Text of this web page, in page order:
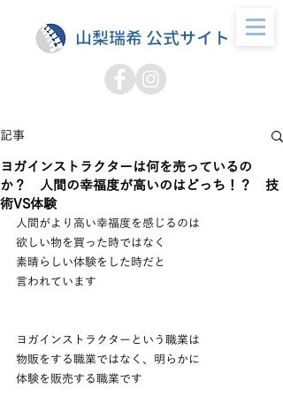
山梨瑞希 公式サイト
記事
ヨガインストラクターは何を売っているの
か？ 人間の幸福度が高いのはどっち！？ 技
術VS体験
人間がより高い幸福度を感じるのは
欲しい物を買った時ではなく
素晴らしい体験をした時だと
言われています
ヨガインストラクターという職業は
物販をする職業ではなく、明らかに
体験を販売する職業です